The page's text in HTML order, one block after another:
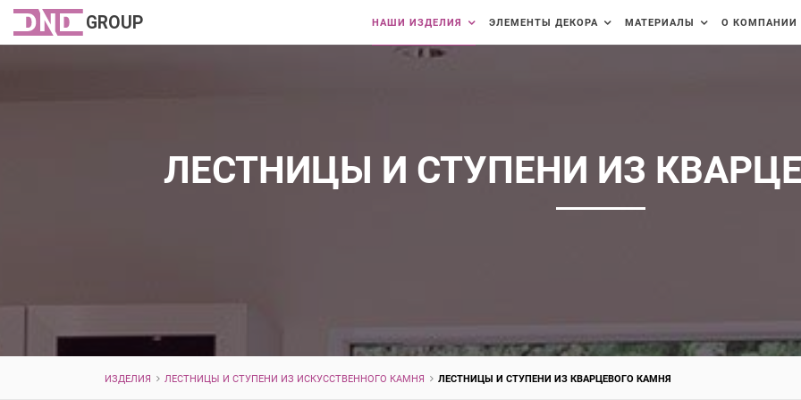
НАШИ ИЗДЕЛИЯ ЭЛЕМЕНТЫ ДЕКОРА МАТЕРИАЛЫ О КОМПАНИИ
ЛЕСТНИЦЫ И СТУПЕНИ ИЗ
ИЗДЕЛИЯ ЛЕСТНИЦЫ И СТУПЕНИ ИЗ ИСКУССТВЕННОГО КАМНЯ ЛЕСТНИЦЫ И СТУПЕНИ ИЗ КВАРЦЕВОГО КАМНЯ